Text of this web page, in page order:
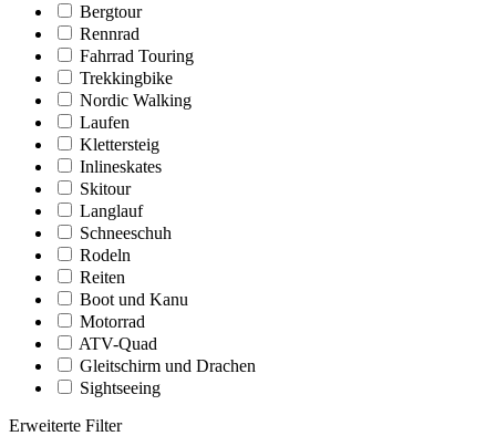
Bergtour
Rennrad
Fahrrad Touring
Trekkingbike
Nordic Walking
Laufen
Klettersteig
Inlineskates
Skitour
Langlauf
Schneeschuh
Rodeln
Reiten
Boot und Kanu
Motorrad
ATV-Quad
Gleitschirm und Drachen
Sightseeing
Erweiterte Filter